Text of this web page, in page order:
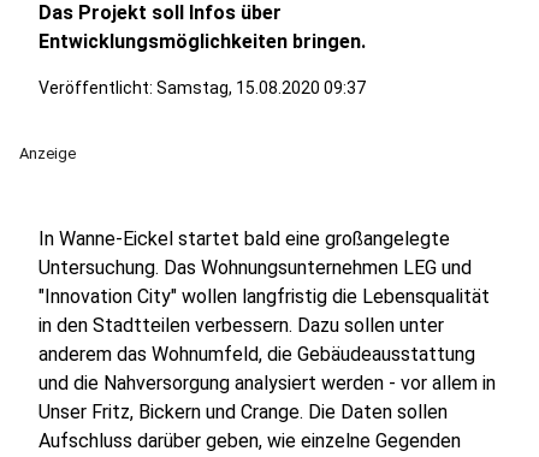
Das Projekt soll Infos über
Entwicklungsmöglichkeiten bringen.
Veröffentlicht: Samstag, 15.08.2020 09:37
Anzeige
In Wanne-Eickel startet bald eine großangelegte
Untersuchung. Das Wohnungsunternehmen LEG und
"Innovation City" wollen langfristig die Lebensqualität
in den Stadtteilen verbessern. Dazu sollen unter
anderem das Wohnumfeld, die Gebäudeausstattung
und die Nahversorgung analysiert werden - vor allem in
Unser Fritz, Bickern und Crange. Die Daten sollen
Aufschluss darüber geben, wie einzelne Gegenden